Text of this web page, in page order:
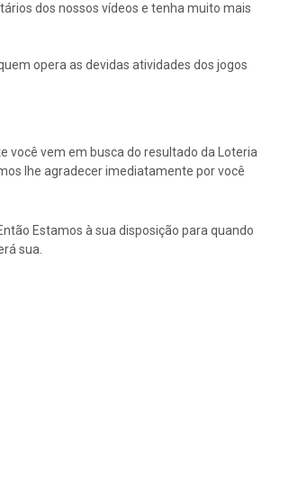
dos nossos vídeos e tenha muito mais
opera as devidas atividades dos jogos
você vem em busca do resultado da Loteria
lhe agradecer imediatamente por você
Estamos à sua disposição para quando
sua.